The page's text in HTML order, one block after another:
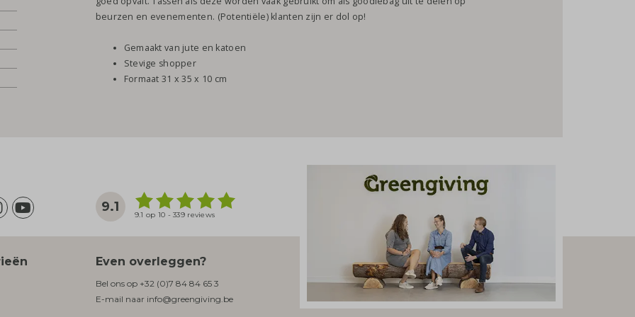
beurzen en evenementen. (Potentiële) klanten zijn er dol op!
Gemaakt van jute en katoen
Stevige shopper
Formaat 31 x 35 x 10 cm
9.1
9.1 op 10 - 339 reviews
Even overleggen?
Bel ons op +32 (0)7 84 84 65 3
E-mail naar info@greengiving.be